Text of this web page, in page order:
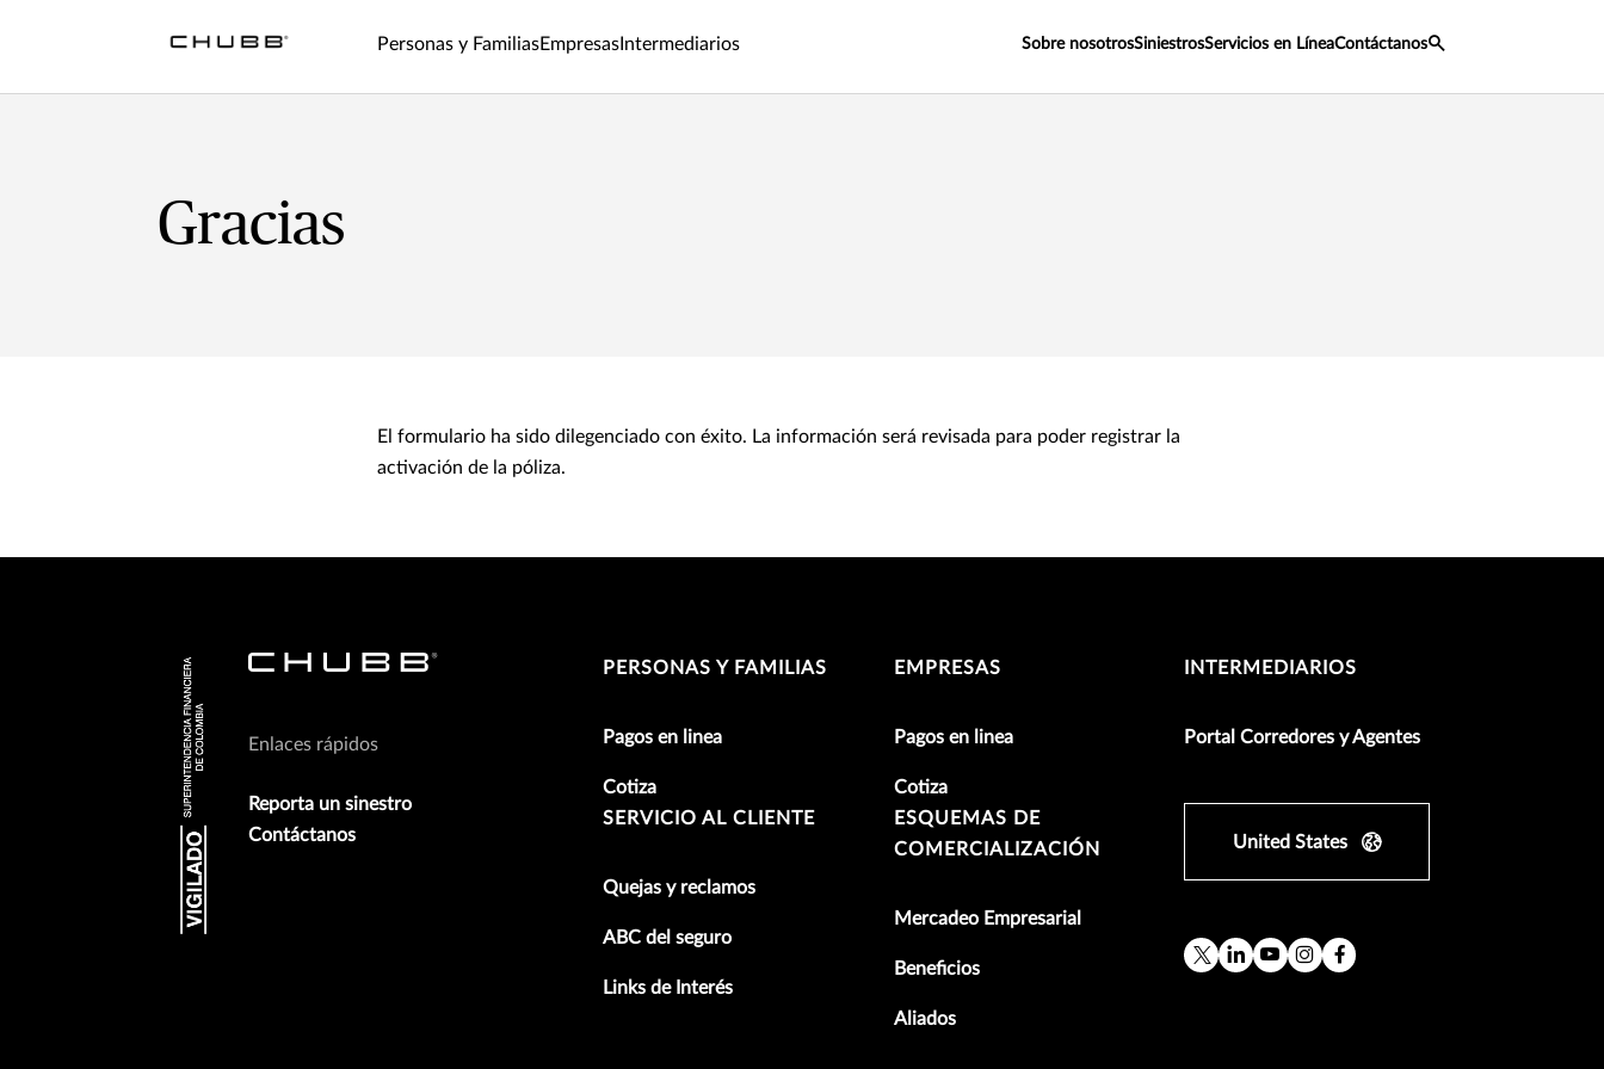
Personas y FamiliasEmpresas Intermediarios Sobre nosotrosSiniestrosServicios en LíneaContáctanos
Gracias
El formulario ha sido dilegenciado con éxito. La información será revisada para poder registrar la
activación de la póliza.
Enlaces rápidos
Reporta un sinestro
Contáctanos
PERSONAS Y FAMILIAS
Pagos en linea
Cotiza
EMPRESAS
Pagos en linea
Cotiza
INTERMEDIARIOS
Portal Corredores y Agentes
SERVICIO AL CLIENTE
Quejas y reclamos
ABC del seguro
Links de Interés
ESQUEMAS DE
COMERCIALIZACIÓN
Mercadeo Empresarial
Beneficios
Aliados
United States